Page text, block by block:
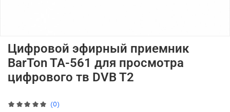
(0)
Цифровой эфирный приемник
BarTon TA-561 для просмотра
цифрового тв DVB T2